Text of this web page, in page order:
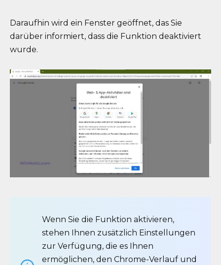
Daraufhin wird ein Fenster geöffnet, das Sie
darüber informiert, dass die Funktion deaktiviert
wurde.
Wenn Sie die Funktion aktivieren,
stehen Ihnen zusätzlich Einstellungen
zur Verfügung, die es Ihnen
ermöglichen, den Chrome-Verlauf und